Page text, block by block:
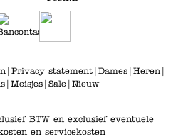
| Privacy statement| Dames| Heren|
| Meisjes| Sale| Nieuw
BTW en exclusief eventuele
en servicekosten